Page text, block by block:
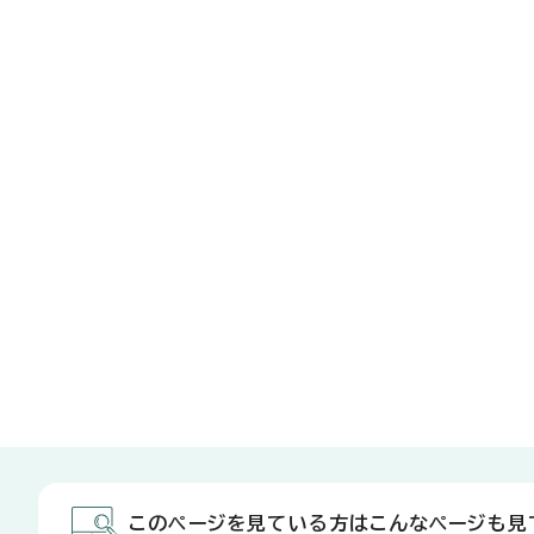
このページを見ている方はこんなページも見